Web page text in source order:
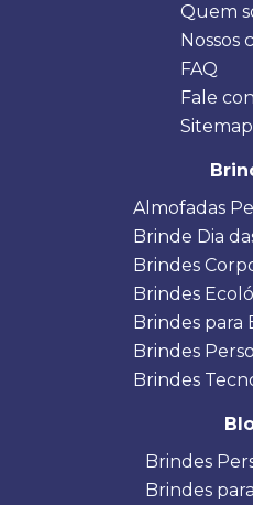
Quem
Nossos
FAQ
Fale
Sitemap
Almofadas
Brinde Dia
Brindes
Brindes
Brindes para
Brindes
Brindes
Brindes
Brindes